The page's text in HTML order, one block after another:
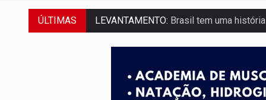
ÚLTIMAS LEVANTAMENTO: Brasil tem uma
LAMENTÁVEL:Mulher é encontrada
'XANDY DO MOTOCROSS': Pai morre
PESO DO VOTO:Cinco maiores colégios